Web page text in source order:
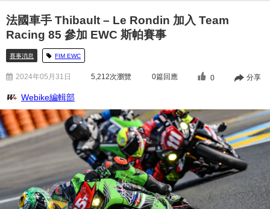
法國車手 Thibault – Le Rondin 加入 Team
Racing 85 參加 EWC 斯帕賽事
賽事消息 FIM EWC
2024年05月31日 5,212次瀏覽 0篇回應 0 分享
Webike編輯部